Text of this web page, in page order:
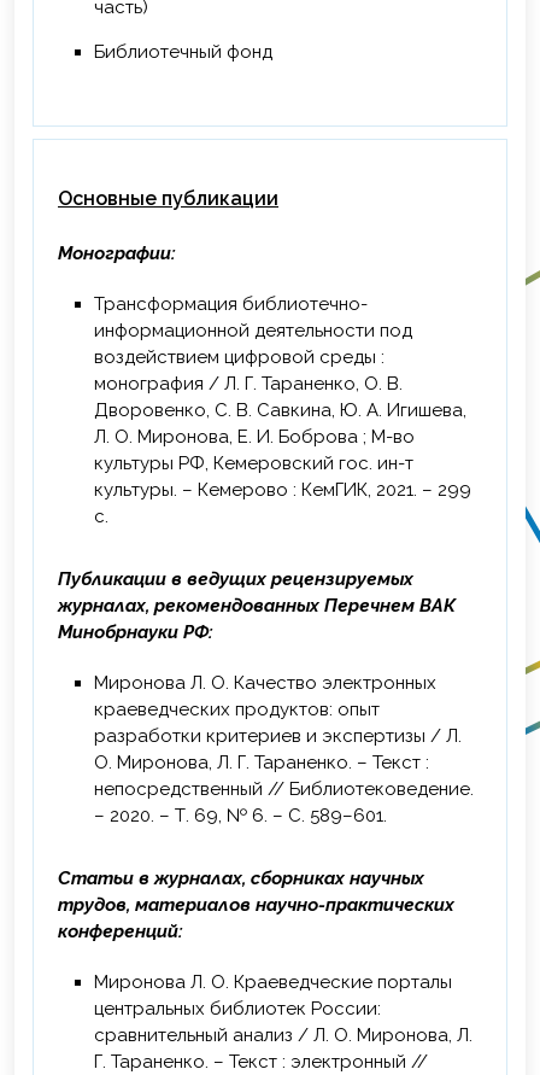
2022 г. – Повышение квалификации «По
общим вопросам охраны труда и
удостоверение
подготовке преподавателей, обучающих
Кемерово, удостоверение
2023 г. – Дополнительная
профессиональная программа
«Повышение квалификации для
ответственных должностных лиц,
занимающих должности главных
специалистов технического и
производственного профиля,
должностных лиц, исполняющих их
обязанности, на объектах защиты, в
отнесенных к категориям повышенной
взрывопожароопасности,
пожароопасности», г. Кемерово,
2024 г. – Информационно-
консультативный семинар «Практические
вопросы реализации требований
национального стандарта ГОСТ Р ИСО
19011-2021 при организации и проведении
с учетом риск-ориентированного
подхода, свидетельство (28 мая).
2024 г. – Научно-образовательный
вебинар «Краеведческое веб-
архивирование в библиотеках: с чего
начать», Российская национальная
библиотека, сертификат (24 октября).
часть)
Библиотечный фонд
Основные публикации
Монографии:
Трансформация библиотечно-
информационной деятельности под
воздействием цифровой среды :
монография / Л. Г. Тараненко, О. В.
Дворовенко, С. В. Савкина, Ю. А. Игишева,
Л. О. Миронова, Е. И. Боброва ; М-во
культуры РФ, Кемеровский гос. ин-т
культуры. – Кемерово : КемГИК, 2021. – 299
с.
Публикации в ведущих рецензируемых
журналах, рекомендованных Перечнем ВАК
Минобрнауки РФ:
Миронова Л. О. Качество электронных
краеведческих продуктов: опыт
разработки критериев и экспертизы / Л.
О. Миронова, Л. Г. Тараненко. – Текст :
непосредственный // Библиотековедение.
– 2020. – Т. 69, № 6. – С. 589–601.
Статьи в журналах, сборниках научных
трудов, материалов научно-практических
конференций:
Миронова Л. О. Краеведческие порталы
центральных библиотек России:
сравнительный анализ / Л. О. Миронова, Л.
Г. Тараненко. – Текст : электронный //